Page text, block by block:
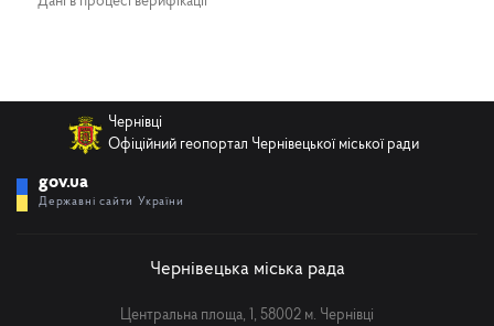
Чернівці
Офіційний геопортал Чернівецької міської ради
gov.ua
Державні сайти України
Чернівецька міська рада
Центральна площа, 1, 58002 м. Чернівці